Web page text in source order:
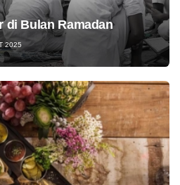
di Bulan Ramadan
2025